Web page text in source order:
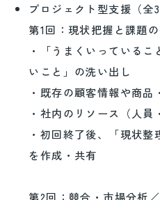
プロジェクト型支援（全3
第1回：現状把握と課題
・「うまくいっている
いこと」の洗い出し
・既存の顧客情報や商
・社内のリソース（人
・初回終了後、「現状整
を作成・共有
第2回：競合・市場分析